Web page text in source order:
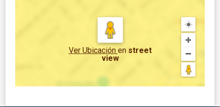
Ver Ubicación en street
view